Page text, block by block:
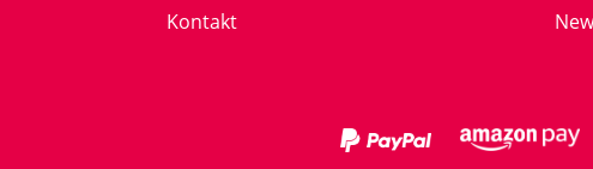
Kontakt